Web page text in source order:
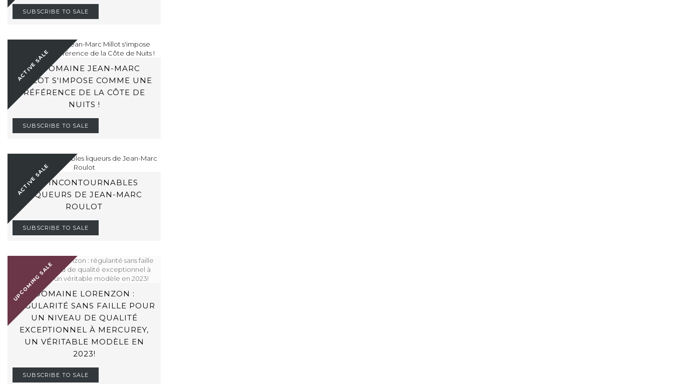
SUBSCRIBE TO SALE
LE DOMAINE JEAN-MARC
MILLOT S'IMPOSE COMME UNE
RÉFÉRENCE DE LA CÔTE DE
NUITS !
SUBSCRIBE TO SALE
ACTIVE SALE
LES INCONTOURNABLES
LIQUEURS DE JEAN-MARC
ROULOT
SUBSCRIBE TO SALE
ACTIVE SALE
DOMAINE LORENZON :
RÉGULARITÉ SANS FAILLE POUR
UN NIVEAU DE QUALITÉ
EXCEPTIONNEL À MERCUREY,
UN VÉRITABLE MODÈLE EN
2023!
SUBSCRIBE TO SALE
UPCOMING SALE